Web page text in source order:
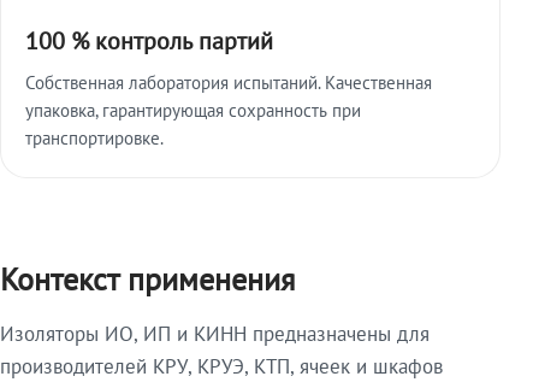
100 % контроль партий
Собственная лаборатория испытаний. Качественная
упаковка, гарантирующая сохранность при
транспортировке.
Контекст применения
Изоляторы ИО, ИП и КИНН предназначены для
производителей КРУ, КРУЭ, КТП, ячеек и шкафов